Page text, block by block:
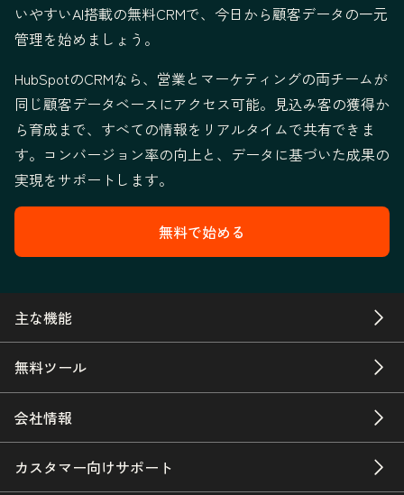
いやすいAI搭載の無料CRMで、今日から顧客データの一元
管理を始めましょう。
HubSpotのCRMなら、営業とマーケティングの両チームが
同じ顧客データベースにアクセス可能。見込み客の獲得か
ら育成まで、すべての情報をリアルタイムで共有できま
す。コンバージョン率の向上と、データに基づいた成果の
実現をサポートします。
無料で始める
主な機能
無料ツール
会社情報
カスタマー向けサポート